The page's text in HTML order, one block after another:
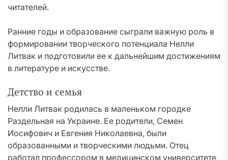
читателей.
Ранние годы и образование сыграли важную роль в
формировании творческого потенциала Нелли
Литвак и подготовили ее к дальнейшим достижениям
в литературе и искусстве.
Детство и семья
Нелли Литвак родилась в маленьком городке
Раздельная на Украине. Ее родители, Семен
Иосифович и Евгения Николаевна, были
образованными и творческими людьми. Отец
работал профессором в медицинском университете,